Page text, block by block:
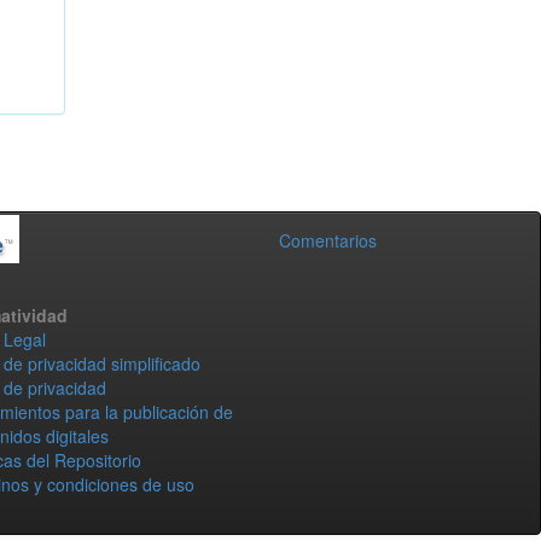
Comentarios
privacidad simplificado
privacidad
para la publicación de
digitales
del Repositorio
y condiciones de uso